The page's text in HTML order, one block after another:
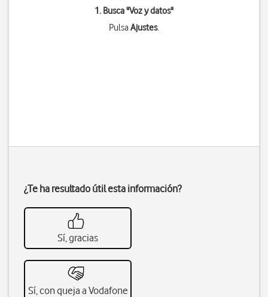
1. Busca "Voz y datos"
PulsaAjustes.
¿Te ha resultado útil esta información?
Sí, gracias
Sí, con queja a Vodafone